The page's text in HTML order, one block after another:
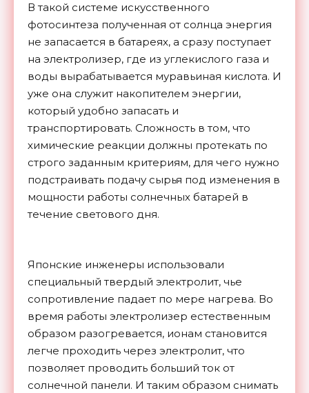
В такой системе искусственного
фотосинтеза полученная от солнца энергия
не запасается в батареях, а сразу поступает
на электролизер, где из углекислого газа и
воды вырабатывается муравьиная кислота. И
уже она служит накопителем энергии,
который удобно запасать и
транспортировать. Сложность в том, что
химические реакции должны протекать по
строго заданным критериям, для чего нужно
подстраивать подачу сырья под изменения в
мощности работы солнечных батарей в
течение светового дня.
Японские инженеры использовали
специальный твердый электролит, чье
сопротивление падает по мере нагрева. Во
время работы электролизер естественным
образом разогревается, ионам становится
легче проходить через электролит, что
позволяет проводить больший ток от
солнечной панели. И таким образом снимать